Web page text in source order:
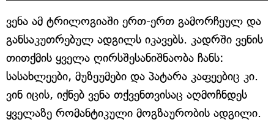
ვენა ამ ტრილოგიაში ერთ-ერთ გამორჩეულ და
განსაკუთრებულ ადგილს იკავებს. კადრში ვენის
თითქმის ყველა ღირსშესანიშნაობა ჩანს:
სასახლეები, მუზეუმები და პატარა კაფეებიც კი.
ვინ იცის, იქნებ ვენა თქვენთვისაც აღმოჩნდეს
ყველაზე რომანტიკული მოგზაურობის ადგილი.